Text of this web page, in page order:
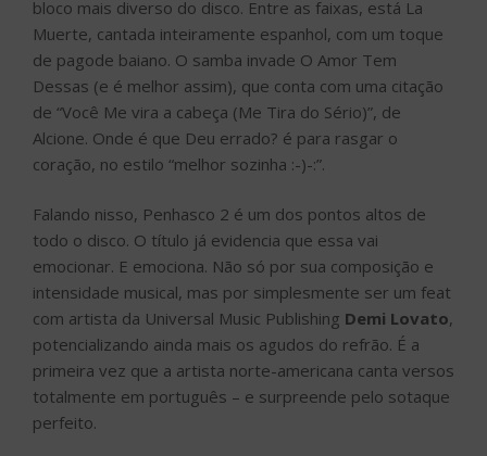
bloco mais diverso do disco. Entre as faixas, está La
Muerte, cantada inteiramente espanhol, com um toque
de pagode baiano. O samba invade O Amor Tem
Dessas (e é melhor assim), que conta com uma citação
de “Você Me vira a cabeça (Me Tira do Sério)”, de
Alcione. Onde é que Deu errado? é para rasgar o
coração, no estilo “melhor sozinha :-)-:”.
Falando nisso, Penhasco 2 é um dos pontos altos de
todo o disco. O título já evidencia que essa vai
emocionar. E emociona. Não só por sua composição e
intensidade musical, mas por simplesmente ser um feat
com artista da Universal Music Publishing Demi Lovato,
potencializando ainda mais os agudos do refrão. É a
primeira vez que a artista norte-americana canta versos
totalmente em português – e surpreende pelo sotaque
perfeito.